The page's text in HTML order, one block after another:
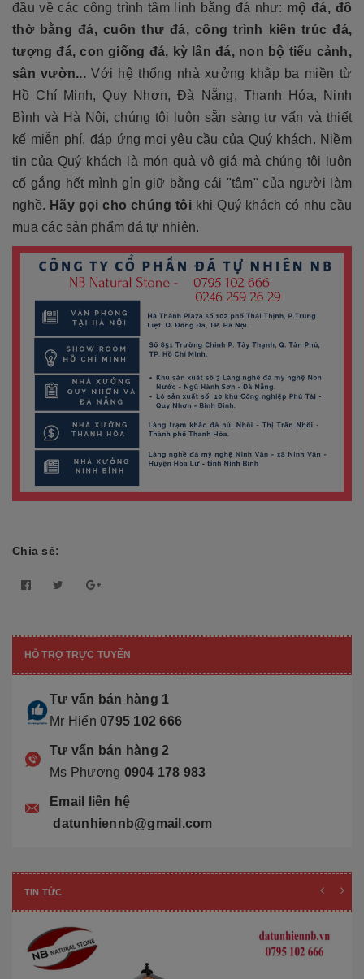
đầu về các công trình tâm linh bằng đá như: mộ đá, đồ
thờ bằng đá, cuốn thư đá, công trình kiến trúc đá,
tượng đá, con giống đá, kỳ lân đá, non bộ tiểu cảnh,
sân vườn...Với hệ thống nhà xưởng khắp ba miền từ
Hồ Chí Minh, Quy Nhơn, Đà Nẵng, Thanh Hóa, Ninh
Bình và Hà Nội, chúng tôi luôn sẵn sàng tư vấn và thiết
kế miễn phí, đáp ứng mọi yêu cầu của Quý khách. Niềm
tin của Quý khách là món quà vô giá mà chúng tôi luôn
cố gắng hết mình gìn giữ bằng cái "tâm" của người làm
nghề. Hãy gọi cho chúng tôikhi Quý khách có nhu cầu
mua các sản phẩm đá tự nhiên.
Chia sẻ:
HỖ TRỢ TRỰC TUYẾN
Tư vấn bán hàng 1
Mr Hiển 0795 102 666
Tư vấn bán hàng 2
Ms Phương 0904 178 983
Email liên hệ
datunhiennb@gmail.com
TIN TỨC